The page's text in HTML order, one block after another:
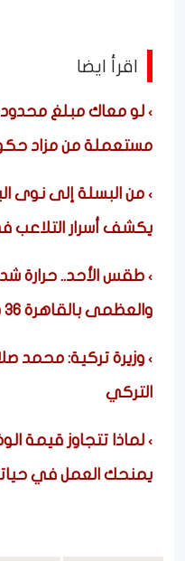
اقرأ ايضا
لو معاك مبلغ
مستعملة من مزاد
من البسلة إلى نوى
يكشف أسرار التلاعب
طقس الأحد.. حرارة
والعظمى بالقاهرة 36 درجة
وزيرة تركية: محمد
التركي
لماذا تتجاوز قيمة
يمنحك العمل في